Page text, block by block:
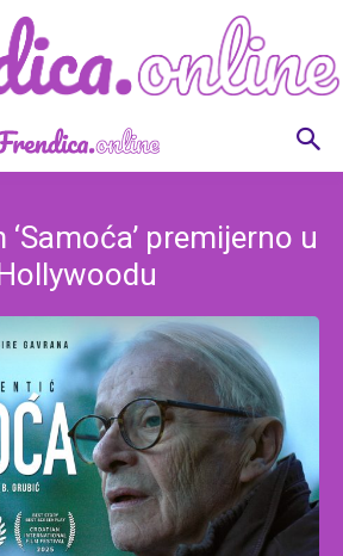
Frendica.online
premijerno u